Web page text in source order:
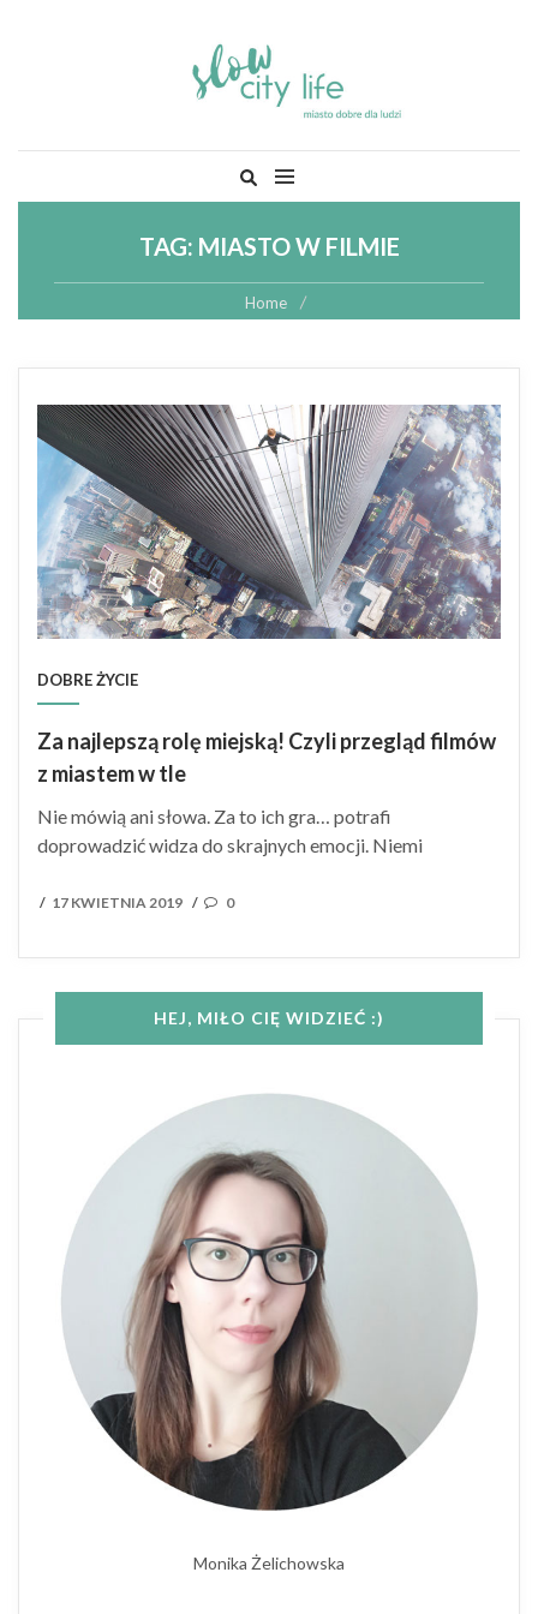
TAG: MIASTO W FILMIE
Home
DOBRE ŻYCIE
Za najlepszą rolę miejską! Czyli przegląd filmów
z miastem w tle
Nie mówią ani słowa. Za to ich gra… potrafi
doprowadzić widza do skrajnych emocji. Niemi
/ POSTED
17 KWIETNIA 2019 / 0
HEJ, MIŁO CIĘ WIDZIEĆ :)
Monika Żelichowska